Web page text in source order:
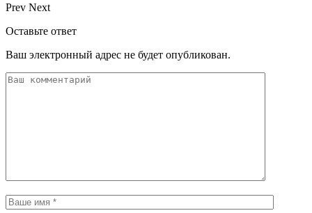
Prev Next
Оставьте ответ
Ваш электронный адрес не будет опубликован.